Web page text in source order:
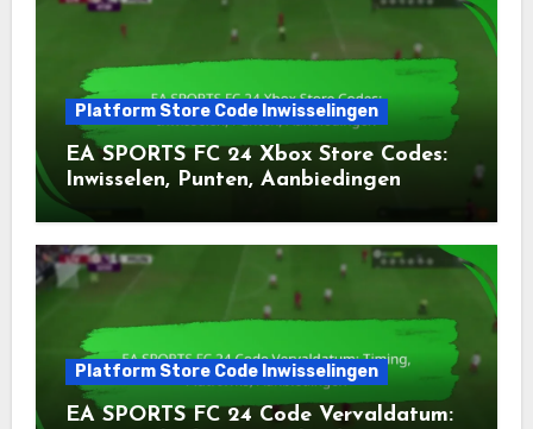
Platform Store Code Inwisselingen
EA SPORTS FC 24 Xbox Store Codes:
Inwisselen, Punten, Aanbiedingen
Platform Store Code Inwisselingen
EA SPORTS FC 24 Code Vervaldatum: